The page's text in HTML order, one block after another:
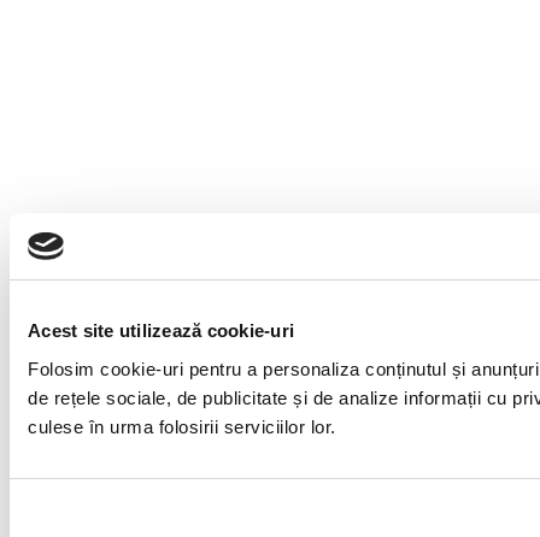
Acest site utilizează cookie-uri
Folosim cookie-uri pentru a personaliza conținutul și
de rețele sociale, de publicitate și de analize informații cu
culese în urma folosirii serviciilor lor.